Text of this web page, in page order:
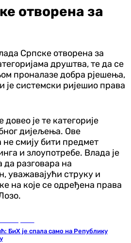
отворена за
Српске отворена за
друштва, те да се
проналазе добра рјешења,
је системски ријешио права
је те категорије
дијељења. Ове
не смију бити предмет
и злоупотребе. Влада је
разговара на
уважавајући струку и
на које се одређена права
БиХ је спала само на Републику